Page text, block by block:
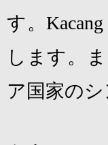
す。Kacang
します。ま
ア国家の